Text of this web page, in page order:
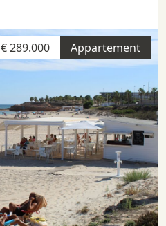
Appartement
€ 289.000